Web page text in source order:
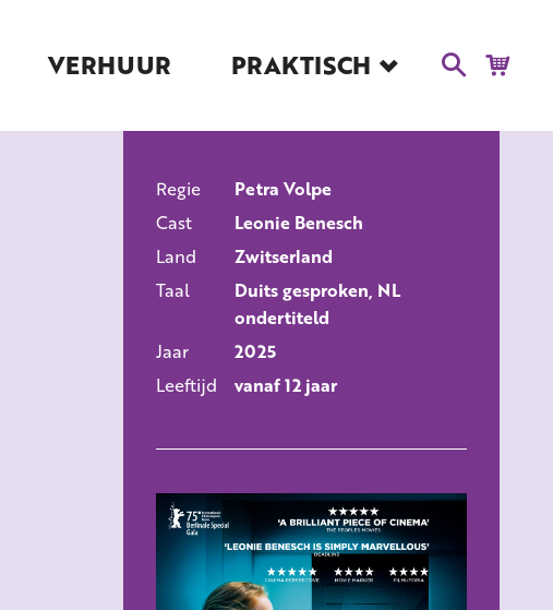
VERHUUR PRAKTISCH
Blog
Educatie
Kaartverkoop en
Tarieven
Over Het Ketelhuis
Vacatures
ALLE FILMS
Regie
Petra Volpe
Cast
Leonie Benesch
Land
Zwitserland
Taal
Duits gesproken, NL
ondertiteld
Jaar
2025
Leeftijd
vanaf 12 jaar